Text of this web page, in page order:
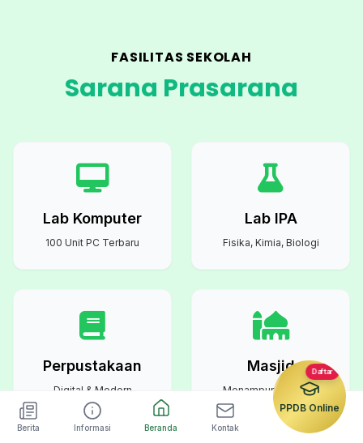
FASILITAS SEKOLAH
Sarana Prasarana
Lab Komputer
100 Unit PC Terbaru
Lab IPA
Fisika, Kimia, Biologi
Perpustakaan
Digital & Modern
Masjid
Menampung Semua
Warga Sekolah
Berita Informasi Beranda Kontak
Daftar
PPDB Online